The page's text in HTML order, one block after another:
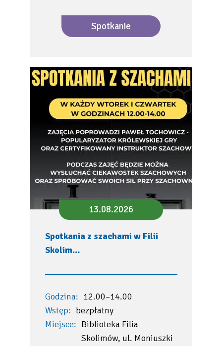
Spotkanie
13.08.2026
Spotkania z szachami w Filii
Skolim…
Godzina: 12.00–14.00
Wstęp: bezpłatny
Miejsce: Biblioteka Filia
Skolimów, ul. Moniuszki